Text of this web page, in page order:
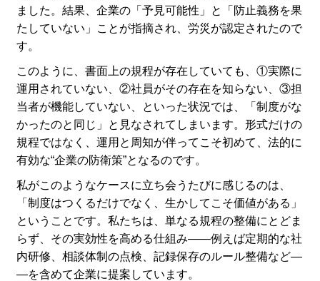
ました。結果、企業の「予見可能性」と「防止義務を果
たしていない」ことが指摘され、労災が認定されたので
す。
このように、書面上の規程が存在していても、①実際に
運用されていない、②社員がその存在を知らない、③担
当者が機能していない、といった状況では、「制度がな
かったのと同じ」と見なされてしまいます。形式だけの
規程ではなく、運用と周知が伴ってこそ初めて、法的に
有効な“企業の防衛策”となるのです。
私がこのようなケースに立ち会うたびに感じるのは、
「制度はつくるだけでなく、生かしてこそ価値がある」
ということです。私たちは、単なる規程の整備にとどま
らず、その実効性を高める仕組み――例えば定期的な社
内研修、相談体制の点検、記録保存のルール整備など―
―を含めて企業に提案しています。